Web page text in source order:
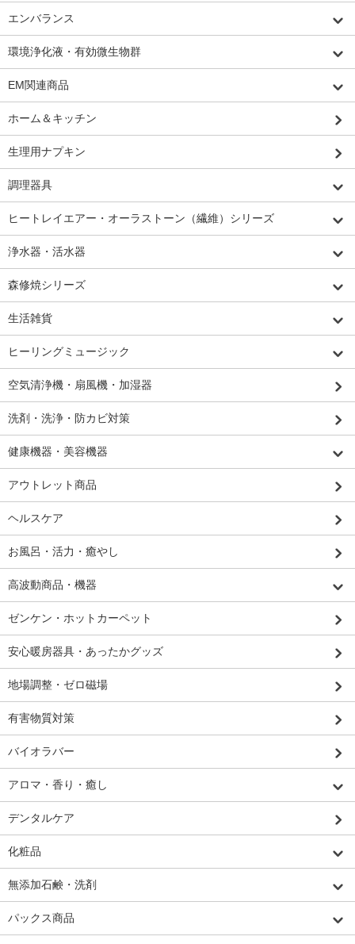
エンバランス
環境浄化液・有効微生物群
EM関連商品
ホーム＆キッチン
生理用ナプキン
調理器具
ヒートレイエアー・オーラストーン（繊維）シリーズ
浄水器・活水器
森修焼シリーズ
生活雑貨
ヒーリングミュージック
空気清浄機・扇風機・加湿器
洗剤・洗浄・防カビ対策
健康機器・美容機器
アウトレット商品
ヘルスケア
お風呂・活力・癒やし
高波動商品・機器
ゼンケン・ホットカーペット
安心暖房器具・あったかグッズ
地場調整・ゼロ磁場
有害物質対策
バイオラバー
アロマ・香り・癒し
デンタルケア
化粧品
無添加石鹸・洗剤
パックス商品